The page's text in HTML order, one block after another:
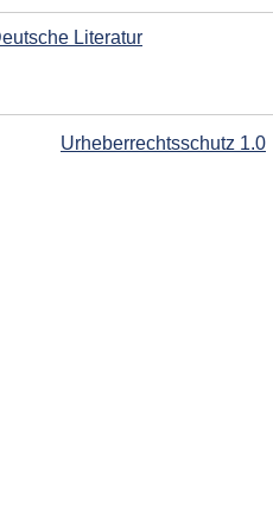
Literatur
Urheberrechtsschutz 1.0